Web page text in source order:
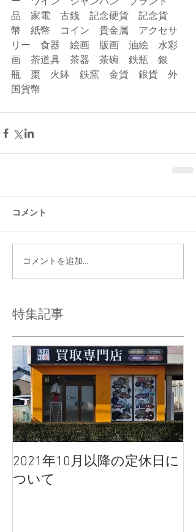
品　家電　古銭　記念硬貨　記念貨
幣　紙幣　コイン　貴金属　アクセサ
リー　食器　絵画　版画　油絵　水彩
画　茶道具　茶器　茶碗　鉄瓶　銀
瓶　棗　火鉢　鉄窯　金貨　銀貨　外
国貨幣
コメント
コメントを追加…
特集記事
2021年10月以降の定休日に
ついて